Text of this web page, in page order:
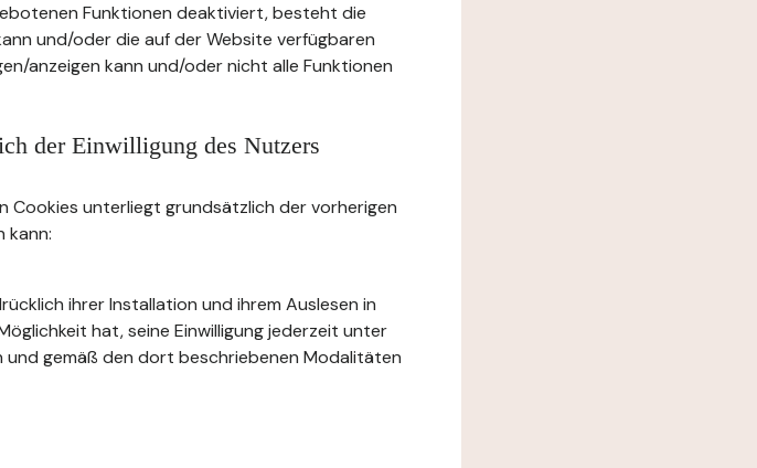
Funktionen deaktiviert, besteht die
und/oder die auf der Website verfügbaren
anzeigen kann und/oder nicht alle Funktionen
der Einwilligung des Nutzers
Cookies unterliegt grundsätzlich der vorherigen
kann:
ihrer Installation und ihrem Auslesen in
hat, seine Einwilligung jederzeit unter
gemäß den dort beschriebenen Modalitäten